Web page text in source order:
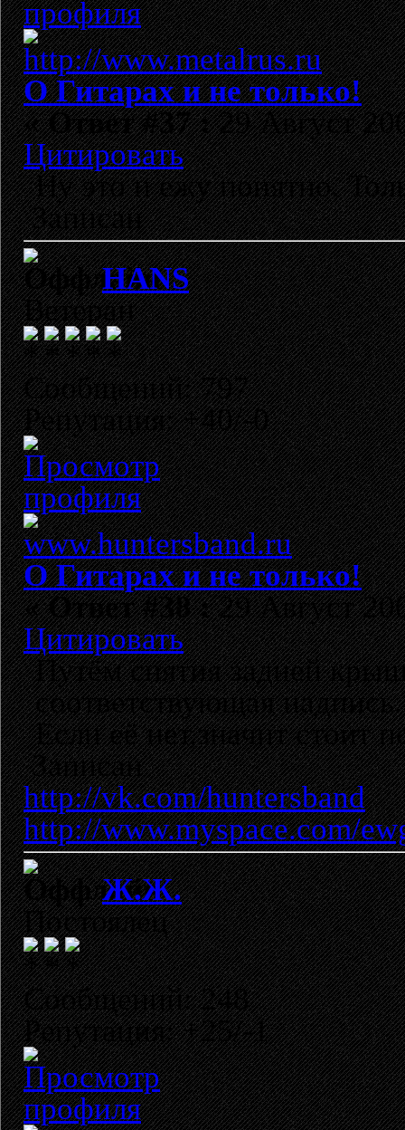
О Гитарах и не только!
«Ответ #37 :29 Август
Цитировать
Ну это и ежу понятно.
Записан
HANS
Ветеран
Сообщений: 797
Репутация: +40/-0
О Гитарах и не только!
«Ответ #38 :29 Август
Цитировать
Путём снятия задней
соответствующая надпись.
Если её нет,значит стоит
Записан
http://vk.com/huntersband
http://www.myspace.com/
Ж.Ж.
Постоялец
Сообщений: 248
Репутация: +25/-1